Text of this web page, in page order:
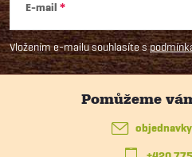
v
k
á
p
E-mail
Vložením e-mailu souhlasíte s
objednavky